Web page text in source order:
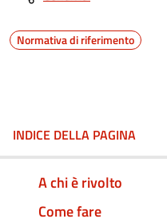
Normativa di riferimento
INDICE DELLA PAGINA
A chi è rivolto
Come fare